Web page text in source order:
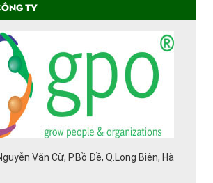
ty
Văn Cừ, P.Bồ Đề, Q.Long Biên, Hà